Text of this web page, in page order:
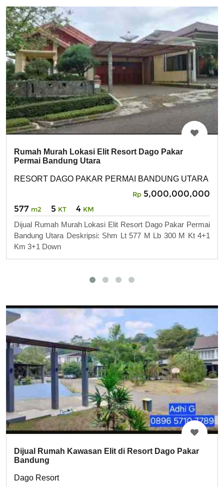
Rumah Murah Lokasi Elit Resort Dago Pakar
Permai Bandung Utara
RESORT DAGO PAKAR PERMAI BANDUNG UTARA
Rp 5,000,000,000
577 m2 5 KT 4 KM
Dijual Rumah Murah Lokasi Elit Resort Dago Pakar Permai
Bandung Utara Deskripsi: Shm Lt 577 M Lb 300 M Kt 4+1
Km 3+1 Down
Dijual Rumah Kawasan Elit di Resort Dago Pakar
Bandung
Dago Resort